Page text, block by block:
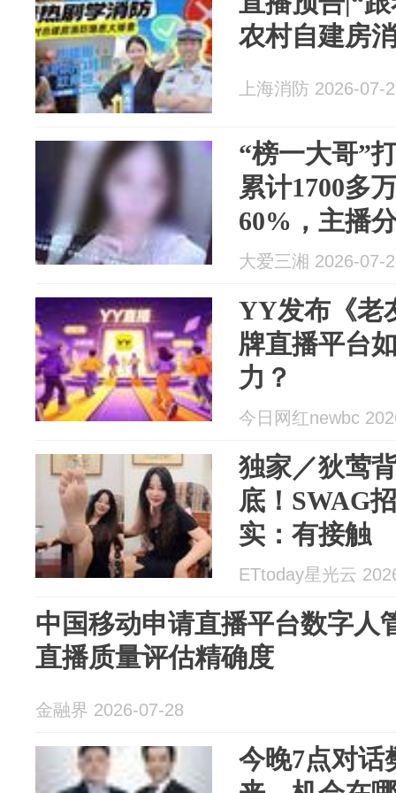
农村自建房
上海消防 2026-07-
“榜一大哥”
累计1700多
60%，主播
后起诉要求
大爱三湘 2026-07-
YY发布《老
牌直播平台
力？
今日网红newbc
独家／狄莺
底！SWAG
实：有接触
ETtoday星光云
中国移动申请直播平台数字人
直播质量评估精确度
金融界 2026-07-28
今晚7点对